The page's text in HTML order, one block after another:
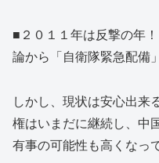
■２０１１年は反撃の年
論から「自衛隊緊急配備
しかし、現状は安心出来
権はいまだに継続し、中
有事の可能性も高くなっ